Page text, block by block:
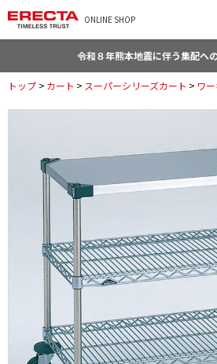
ONLINE SHOP
令和８年熊本地震に伴う集配へ
トップ > カート > スーパーシリーズカート > ワ